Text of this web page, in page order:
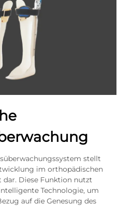
stellt
im orthopädischen
Diese Funktion nutzt
Technologie, um
auf die Genesung des